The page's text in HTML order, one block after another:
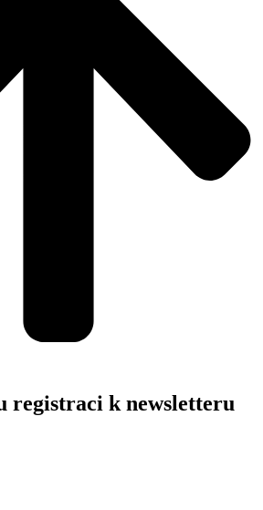
registraci k newsletteru